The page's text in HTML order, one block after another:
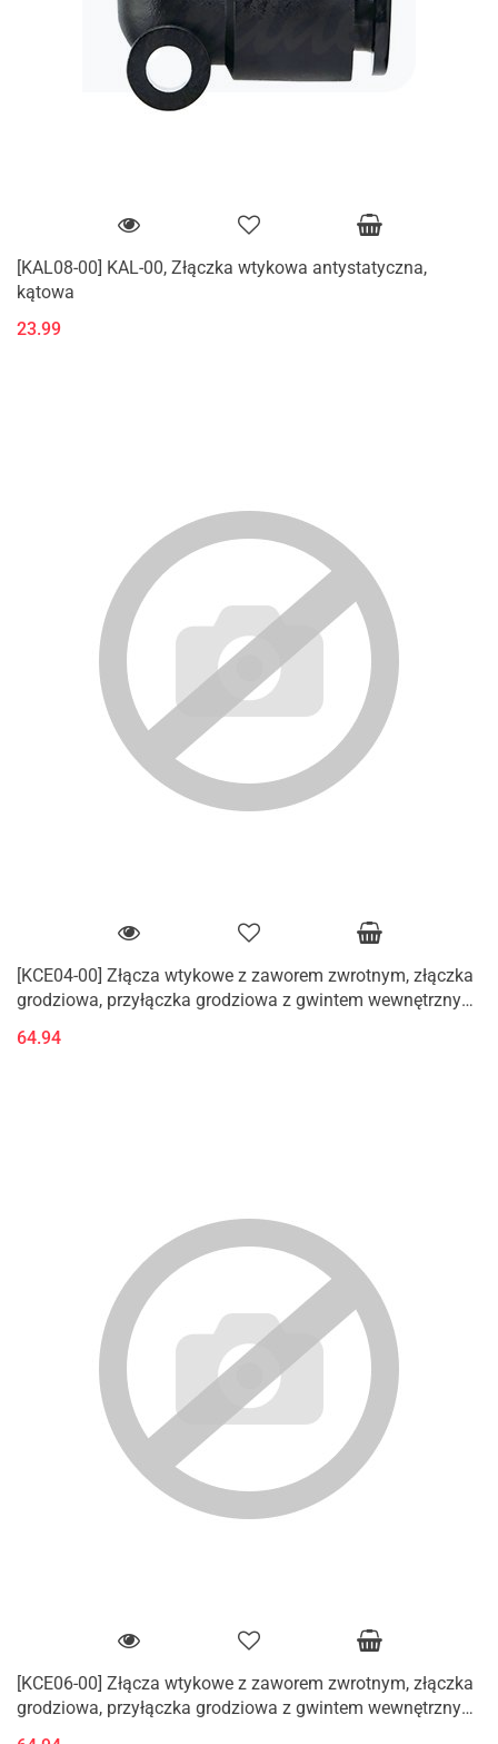
[KAL08-00] KAL-00, Złączka wtykowa antystatyczna,
kątowa
23.99
[KCE04-00] Złącza wtykowe z zaworem zwrotnym, złączka
grodziowa, przyłączka grodziowa z gwintem wewnętrznym
64.94
[KCE06-00] Złącza wtykowe z zaworem zwrotnym, złączka
grodziowa, przyłączka grodziowa z gwintem wewnętrznym